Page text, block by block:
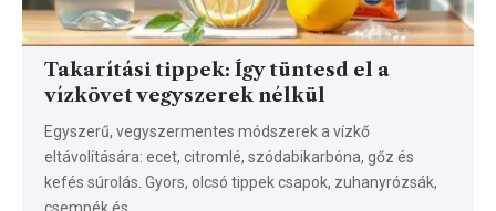
Takarítási tippek: Így tüntesd el a
vízkövet vegyszerek nélkül
Egyszerű, vegyszermentes módszerek a vízkő
eltávolítására: ecet, citromlé, szódabikarbóna, gőz és
kefés súrolás. Gyors, olcsó tippek csapok, zuhanyrózsák,